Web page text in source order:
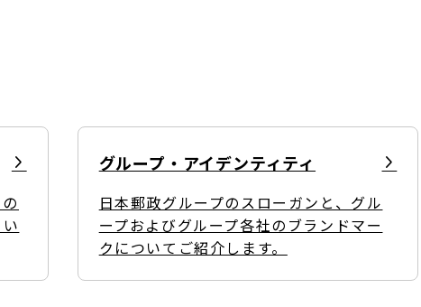
日本郵政グループ女子陸上部
IRに関するQ＆A IRに関するお問い合せ
グループ・アイデンティティ
日本郵政グループのスローガンと、グル
ープおよびグループ各社のブランドマー
クについてご紹介します。